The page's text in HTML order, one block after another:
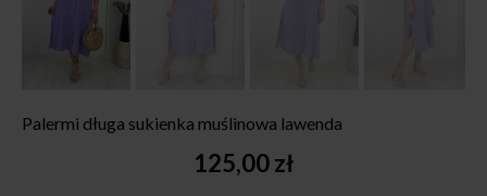
Palermi długa sukienka muślinowa lawenda
125,00zł